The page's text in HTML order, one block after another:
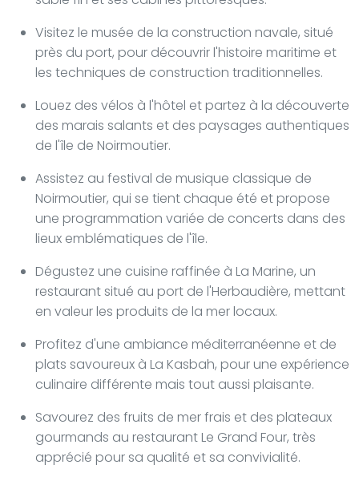
Visitez le musée de la construction navale, situé
près du port, pour découvrir l'histoire maritime et
les techniques de construction traditionnelles.
Louez des vélos à l'hôtel et partez à la découverte
des marais salants et des paysages authentiques
de l'île de Noirmoutier.
Assistez au festival de musique classique de
Noirmoutier, qui se tient chaque été et propose
une programmation variée de concerts dans des
lieux emblématiques de l'île.
Dégustez une cuisine raffinée à La Marine, un
restaurant situé au port de l'Herbaudière, mettant
en valeur les produits de la mer locaux.
Profitez d'une ambiance méditerranéenne et de
plats savoureux à La Kasbah, pour une expérience
culinaire différente mais tout aussi plaisante.
Savourez des fruits de mer frais et des plateaux
gourmands au restaurant Le Grand Four, très
apprécié pour sa qualité et sa convivialité.